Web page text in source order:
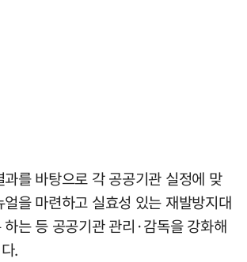
를 바탕으로 각 공공기관 실정에 맞
을 마련하고 실효성 있는 재발방지대
는 등 공공기관 관리·감독을 강화해
.